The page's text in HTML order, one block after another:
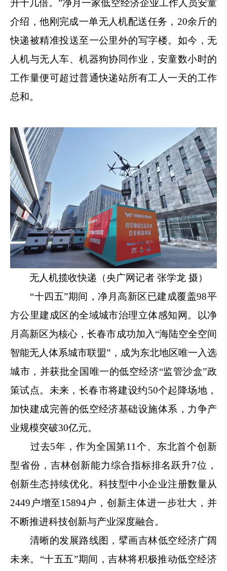
升十几倍。”净月一家低空经济企业工作人员安童
介绍，他刚完成一单无人机配送任务，20余斤的
快递被精准投送至一公里外的写字楼。如今，无
人机与无人车、机器狗协同作业，安童数小时的
工作量便可超过普通快递站所有工人一天的工作
总和。
无人机揽收快递 （央广网记者 张学龙 摄）
“十四五”期间，净月高新区已建成覆盖98平
方公里建成区的全域城市治理立体感知网。以净
月高新区为核心，长春市成功加入“海陆空全空间
智能无人体系城市联盟”，成为东北地区唯一入选
城市，并获批全国唯一的低空经济“监管沙盒”政
策试点。未来，长春市将建设约50个起降场地，
加快建成完善的低空经济基础设施体系，力争产
业规模突破30亿元。
过去5年，作为全国第11个、东北首个创新
型省份，吉林创新能力综合指标排名跃升7位，
创新生态持续优化。科技型中小企业注册数量从
2449户增至15894户，创新主体进一步壮大，并
不断推进科技创新与产业深度融合。
清晰的发展路线图，擘画吉林低空经济广阔
未来。“十五五”期间，吉林将积极推动低空经济